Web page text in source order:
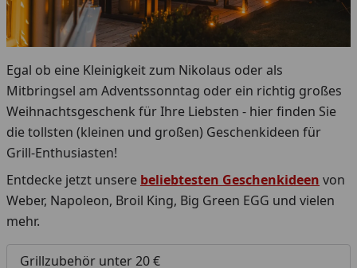
Egal ob eine Kleinigkeit zum Nikolaus oder als
Mitbringsel am Adventssonntag oder ein richtig großes
Weihnachtsgeschenk für Ihre Liebsten - hier finden Sie
die tollsten (kleinen und großen) Geschenkideen für
Grill-Enthusiasten!
Entdecke jetzt unsere beliebtesten Geschenkideen von
Weber, Napoleon, Broil King, Big Green EGG und vielen
mehr.
Grillzubehör unter 20 €